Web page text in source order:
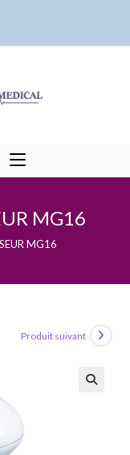
MG16
MG16
Produit suivant